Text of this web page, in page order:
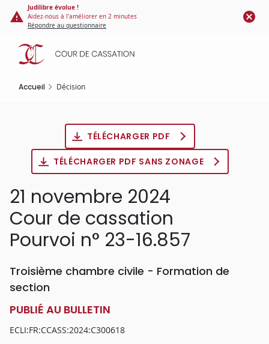
Panneau de gestion des cookies
contenu
principal
Judilibre évolue !
Aidez-nous à l'améliorer en 2 minutes
Répondre au questionnaire
Accueil Décision
TÉLÉCHARGER PDF
TÉLÉCHARGER PDF SANS ZONAGE
21 novembre 2024
Cour de cassation
Pourvoi n° 23-16.857
Troisième chambre civile - Formation de
section
PUBLIÉ AU BULLETIN
ECLI:FR:CCASS:2024:C300618